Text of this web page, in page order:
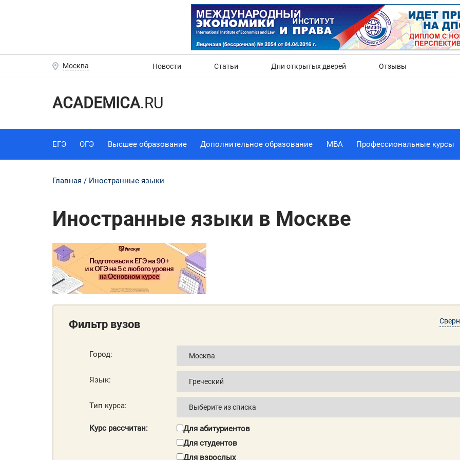
Москва Новости Статьи Дни открытых дверей Отзывы
ACADEMICA.RU
ЕГЭ ОГЭ Высшее образование Дополнительное образование МБА Профессиональные курсы
Главная Иностранные языки
Иностранные языки в Москве
Фильтр вузов
Город:
Язык:
Тип курса:
Курс рассчитан:
Для абитуриентов
Для студентов
Для взрослых
Нет